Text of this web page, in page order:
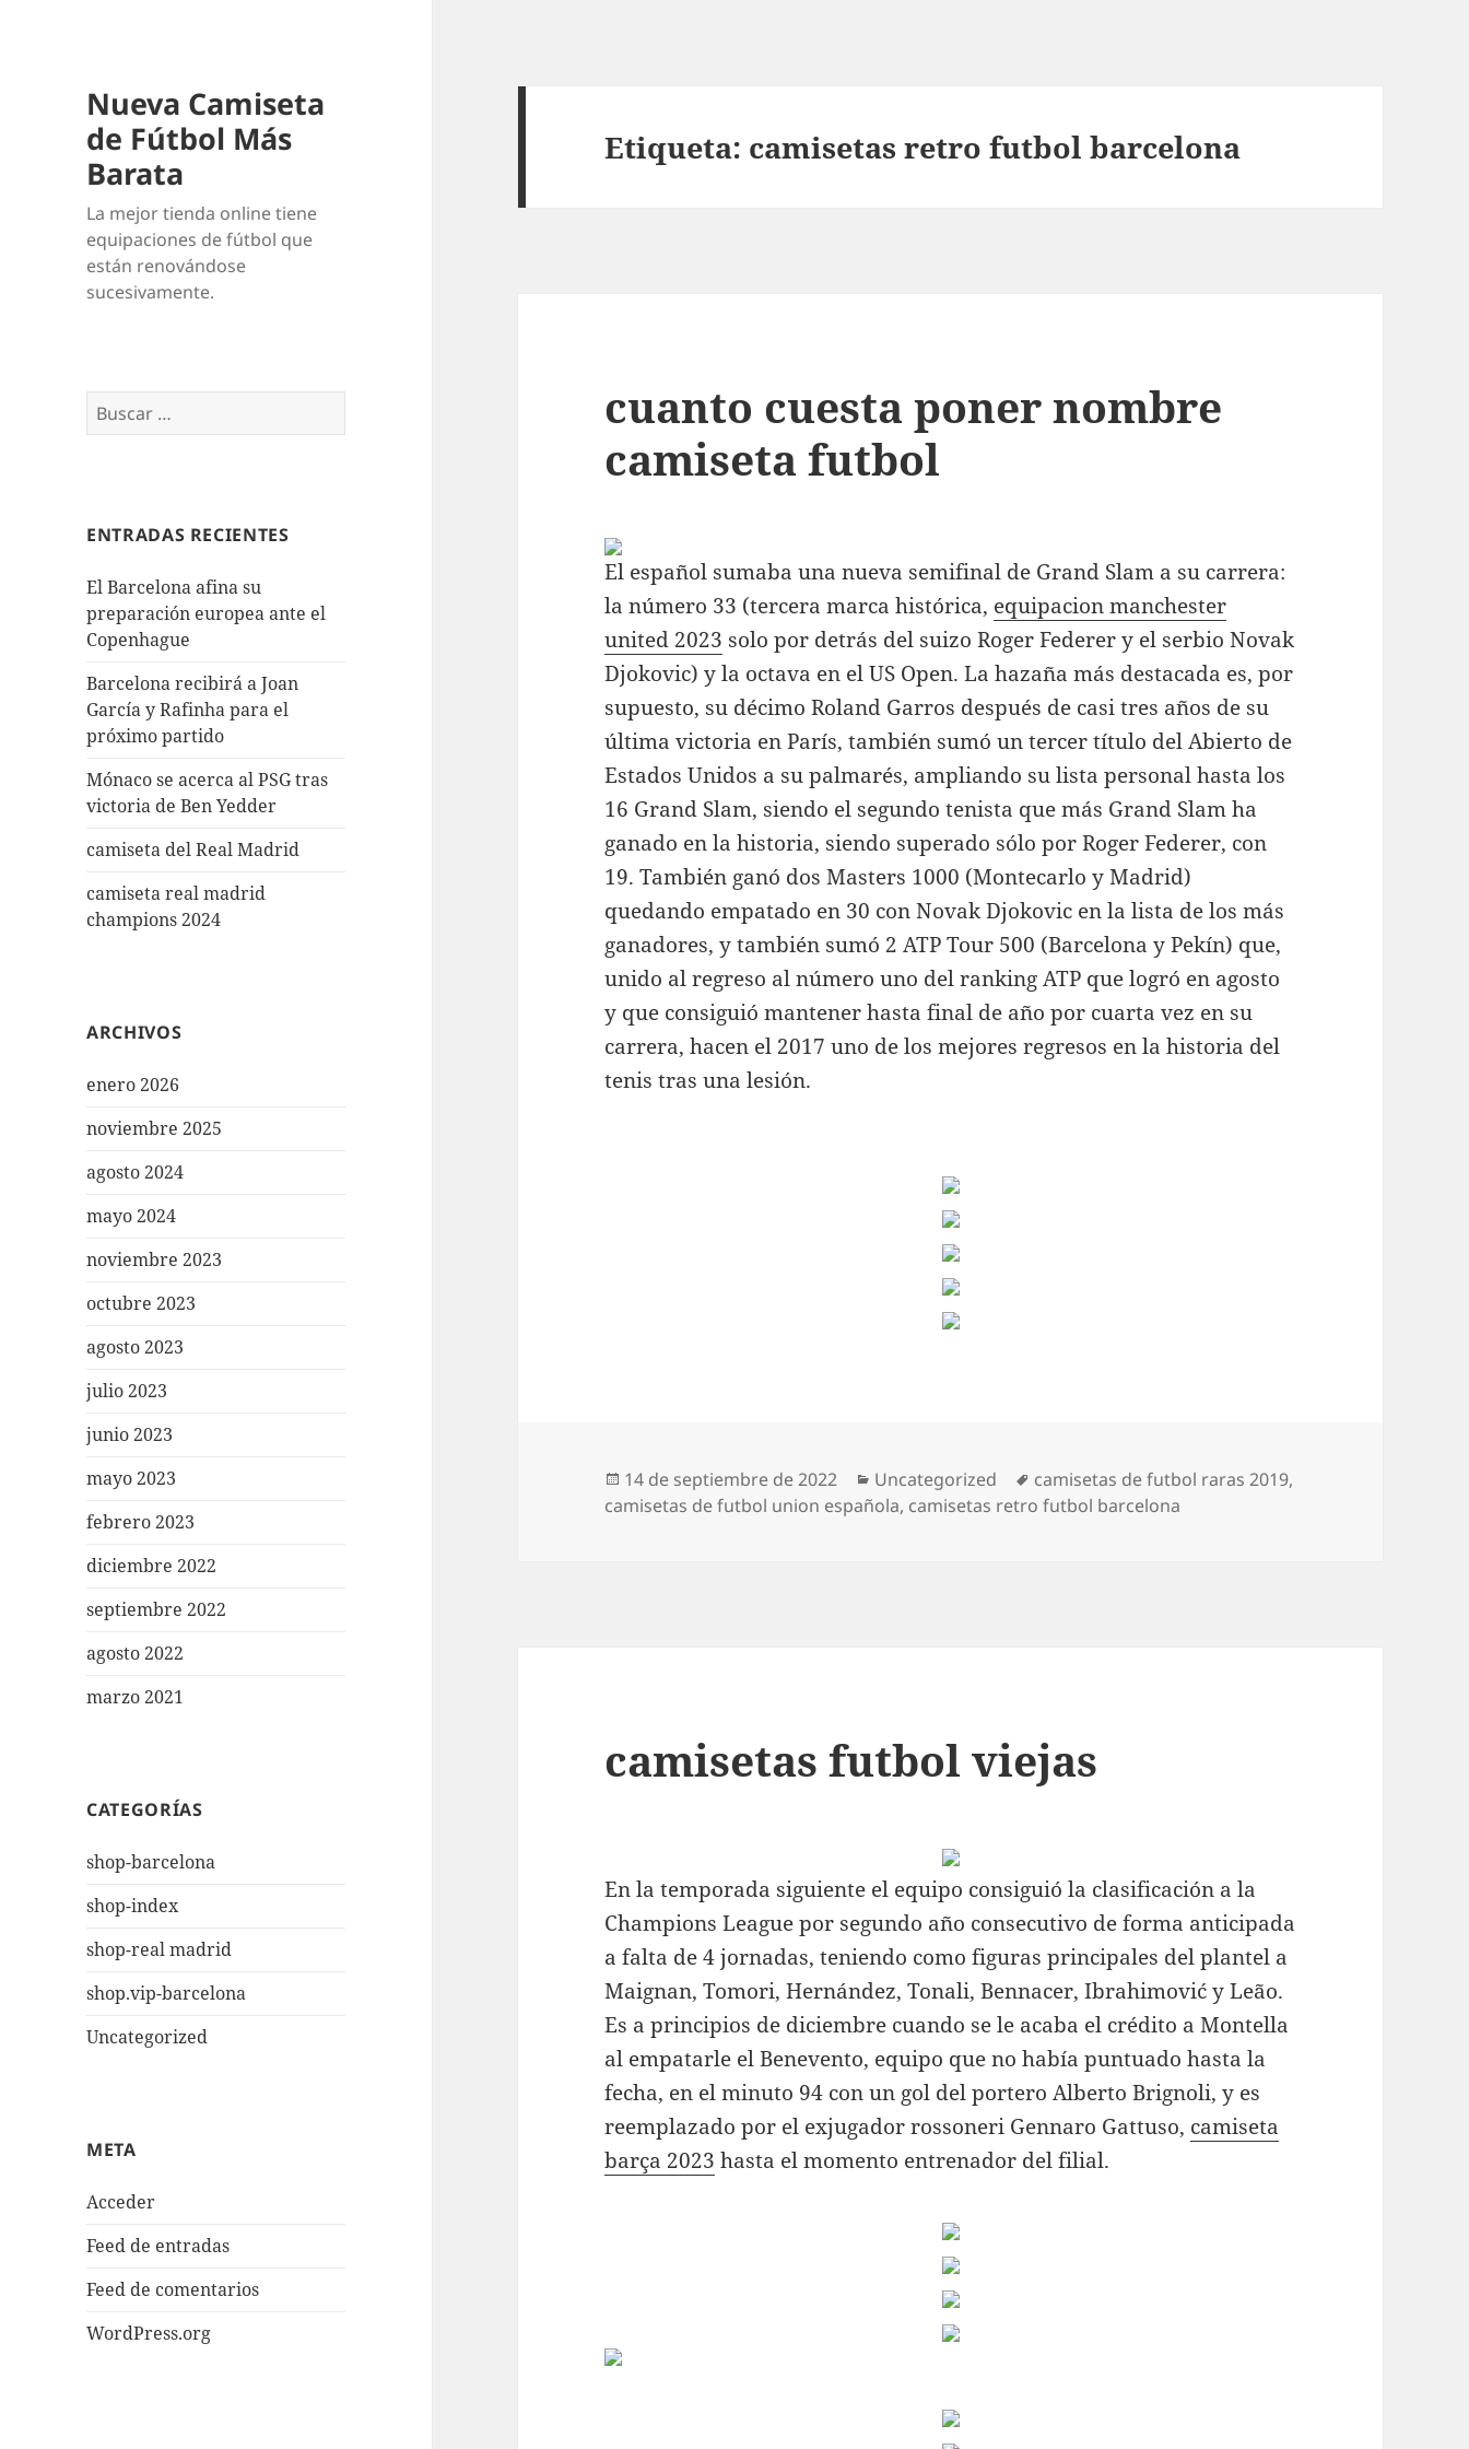
Nueva Camiseta
de Fútbol Más
Barata
La mejor tienda online tiene
equipaciones de fútbol que
están renovándose
sucesivamente.
Buscar:
ENTRADAS RECIENTES
El Barcelona afina su
preparación europea ante el
Copenhague
Barcelona recibirá a Joan
García y Rafinha para el
próximo partido
Mónaco se acerca al PSG tras
victoria de Ben Yedder
camiseta del Real Madrid
camiseta real madrid
champions 2024
ARCHIVOS
enero 2026
noviembre 2025
agosto 2024
mayo 2024
noviembre 2023
octubre 2023
agosto 2023
julio 2023
junio 2023
mayo 2023
febrero 2023
diciembre 2022
septiembre 2022
agosto 2022
marzo 2021
CATEGORÍAS
shop-barcelona
shop-index
shop-real madrid
shop.vip-barcelona
Uncategorized
META
Acceder
Feed de entradas
Feed de comentarios
WordPress.org
Etiqueta: camisetas retro futbol barcelona
cuanto cuesta poner nombre
camiseta futbol
El español sumaba una nueva semifinal de Grand Slam a su carrera:
la número 33 (tercera marca histórica, equipacion manchester
united 2023 solo por detrás del suizo Roger Federer y el serbio Novak
Djokovic) y la octava en el US Open. La hazaña más destacada es, por
supuesto, su décimo Roland Garros después de casi tres años de su
última victoria en París, también sumó un tercer título del Abierto de
Estados Unidos a su palmarés, ampliando su lista personal hasta los
16 Grand Slam, siendo el segundo tenista que más Grand Slam ha
ganado en la historia, siendo superado sólo por Roger Federer, con
19. También ganó dos Masters 1000 (Montecarlo y Madrid)
quedando empatado en 30 con Novak Djokovic en la lista de los más
ganadores, y también sumó 2 ATP Tour 500 (Barcelona y Pekín) que,
unido al regreso al número uno del ranking ATP que logró en agosto
y que consiguió mantener hasta final de año por cuarta vez en su
carrera, hacen el 2017 uno de los mejores regresos en la historia del
tenis tras una lesión.
Publicado
el
14 de septiembre de 2022 Categorías
Uncategorized Etiquetas
camisetas de futbol raras 2019,
camisetas de futbol union española, camisetas retro futbol barcelona
camisetas futbol viejas
En la temporada siguiente el equipo consiguió la clasificación a la
Champions League por segundo año consecutivo de forma anticipada
a falta de 4 jornadas, teniendo como figuras principales del plantel a
Maignan, Tomori, Hernández, Tonali, Bennacer, Ibrahimović y Leão.
Es a principios de diciembre cuando se le acaba el crédito a Montella
al empatarle el Benevento, equipo que no había puntuado hasta la
fecha, en el minuto 94 con un gol del portero Alberto Brignoli, y es
reemplazado por el exjugador rossoneri Gennaro Gattuso, camiseta
barça 2023 hasta el momento entrenador del filial.